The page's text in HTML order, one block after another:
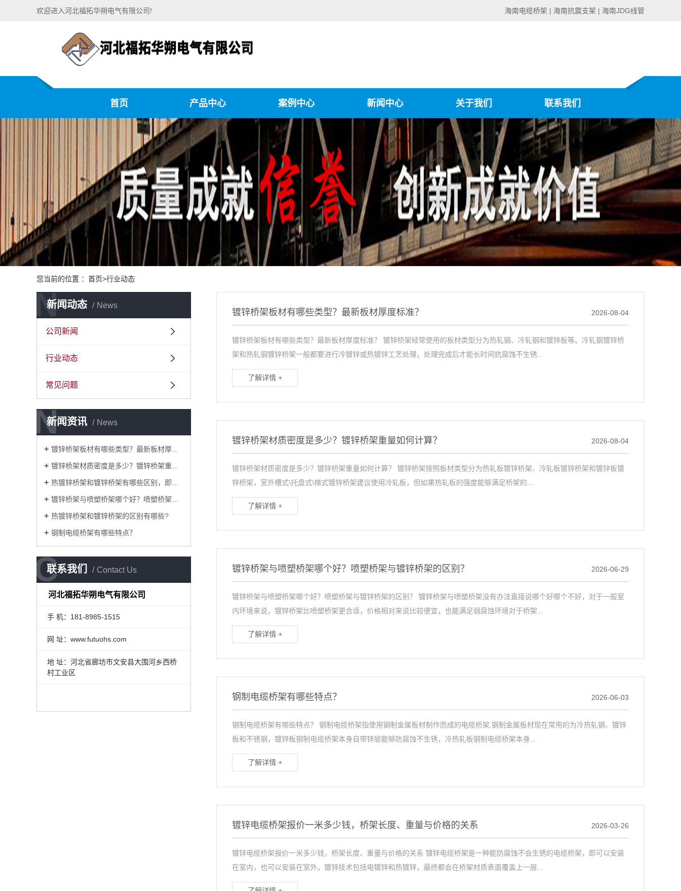
欢迎进入河北福拓华朔电气有限公司! 海南电缆桥架 | 海南抗震支架 | 海南JDG线管
首页 产品中心 案例中心 新闻中心 关于我们 联系我们
您当前的位置 ：首页>行业动态
新闻动态 News
N
公司新闻
行业动态
常见问题
新闻资讯 News
N
N
镀锌桥架板材有哪些类型？最新板材厚度标准？
镀锌桥架材质密度是多少？镀锌桥架重量如何计算
热镀锌桥架和镀锌桥架有哪些区别，即相同与不同
镀锌桥架与喷塑桥架哪个好？喷塑桥架与镀锌桥架
热镀锌桥架和镀锌桥架的区别有哪些?
钢制电缆桥架有哪些特点？
联系我们 Contact Us
C
C
河北福拓华朔电气有限公司
手 机：181-8985-1515
网 址：www.futuohs.com
地 址：河北省廊坊市文安县大围河乡西桥
村工业区
镀锌桥架板材有哪些类型？最新板材厚度标准？ 2026-08-04
镀锌桥架板材有哪些类型？最新板材厚度标准？ 镀锌桥架经常使用的板材类型分为热轧钢、冷轧钢和镀锌板等。冷轧钢镀锌桥
架和热轧钢镀锌桥架一般都要进行冷镀锌或热镀锌工艺处理，处理完成后才能长时间抗腐蚀不生锈...
了解详情 +
镀锌桥架材质密度是多少？镀锌桥架重量如何计算？ 2026-08-04
镀锌桥架材质密度是多少？镀锌桥架重量如何计算？ 镀锌桥架按照板材类型分为热轧板镀锌桥架、冷轧板镀锌桥架和镀锌板镀
锌桥架，室外槽式\托盘式\梯式镀锌桥架建议使用冷轧板，但如果热轧板的强度能够满足桥架的...
了解详情 +
镀锌桥架与喷塑桥架哪个好？喷塑桥架与镀锌桥架的区别？ 2026-06-29
镀锌桥架与喷塑桥架哪个好？喷塑桥架与镀锌桥架的区别？ 镀锌桥架与喷塑桥架没有办法直接说哪个好哪个不好，对于一般室
内环境来说，镀锌桥架比喷塑桥架更合适，价格相对来说比较便宜，也能满足弱腐蚀环境对于桥架...
了解详情 +
钢制电缆桥架有哪些特点？ 2026-06-03
钢制电缆桥架有哪些特点？ 钢制电缆桥架指使用钢制金属板材制作而成的电缆桥架,钢制金属板材现在常用的为冷热轧钢、镀锌
板和不锈钢，镀锌板钢制电缆桥架本身自带锌层能够防腐蚀不生锈，冷热轧板钢制电缆桥架本身...
了解详情 +
镀锌电缆桥架报价一米多少钱，桥架长度、重量与价格的关系 2026-03-26
镀锌电缆桥架报价一米多少钱，桥架长度、重量与价格的关系 镀锌电缆桥架是一种能防腐蚀不会生锈的电缆桥架，即可以安装
在室内，也可以安装在室外。镀锌技术包括电镀锌和热镀锌，最终都会在桥架材质表面覆盖上一层...